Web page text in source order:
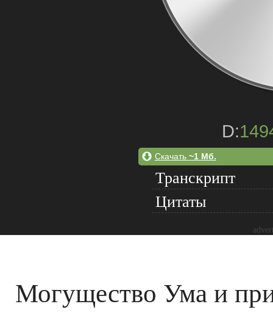
D:
Скачать ~1 Мб.
Транскрипт
Цитаты
Могущество Ума и